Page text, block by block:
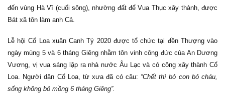
đến vùng Hà Vĩ (cuối sông), nhường đất để Vua Thục xây thành, được
Bát xã tôn làm anh Cả.
Lễ hội Cổ Loa xuân Canh Tý 2020 được tổ chứctại đền Thượng vào
ngày mùng 5 và 6 tháng Giêng nhằm tôn vinh công đức của An Dương
Vương, vị vua sáng lập ra nhà nước Âu Lạcvà có công xây thành Cổ
Loa. Người dân Cổ Loa, từ xưa đã có câu: “Chết thì bỏ con bỏ cháu,
sống không bỏ mồng 6 tháng Giêng”.